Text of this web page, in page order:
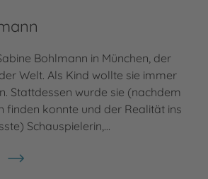
Bohlmann in München, der
Welt. Als Kind wollte sie immer
Stattdessen wurde sie (nachdem
finden konnte und der Realität ins
Schauspielerin,…